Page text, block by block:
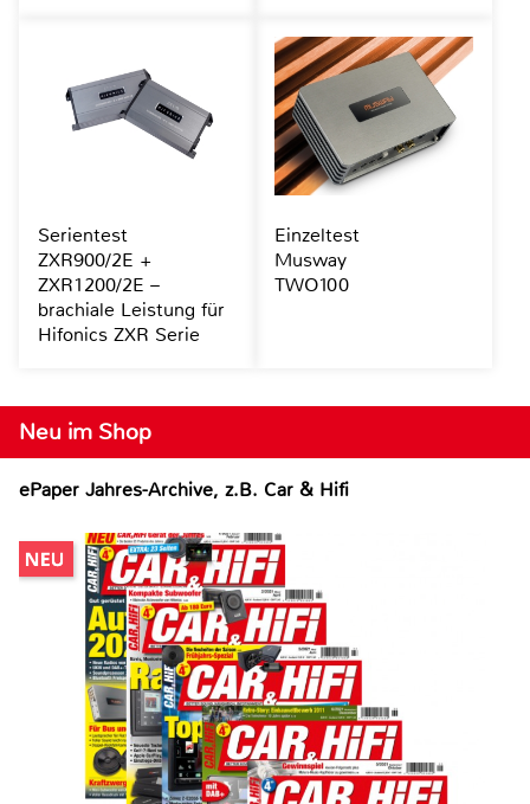
Neu im Shop
ePaper Jahres-Archive, z.B. Car & Hifi
Serientest
ZXR900/2E +
ZXR1200/2E –
brachiale Leistung für
Hifonics ZXR Serie
Einzeltest
Musway
TWO100